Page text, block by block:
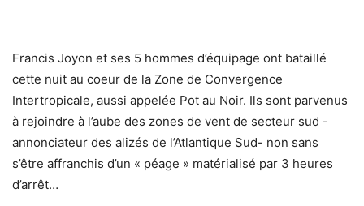
Francis Joyon et ses 5 hommes d’équipage ont bataillé
cette nuit au coeur de la Zone de Convergence
Intertropicale, aussi appelée Pot au Noir. Ils sont parvenus
à rejoindre à l’aube des zones de vent de secteur sud -
annonciateur des alizés de l’Atlantique Sud- non sans
s’être affranchis d’un « péage » matérialisé par 3 heures
d’arrêt…